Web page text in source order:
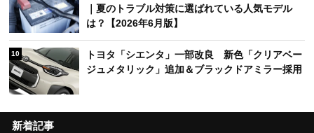
｜夏のトラブル対策に選ばれている人気モデル
は？【2026年6月版】
10
トヨタ「シエンタ」一部改良 新色「クリアベー
ジュメタリック」追加＆ブラックドアミラー採用
新着記事